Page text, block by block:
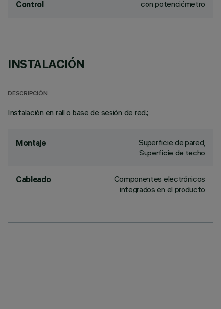
Control con potenciómetro
INSTALACIÓN
DESCRIPCIÓN
Instalación en raíl o base de sesión de red.;
Montaje
Superficie de pared,
Superficie de techo
Cableado
Componentes electrónicos
integrados en el producto